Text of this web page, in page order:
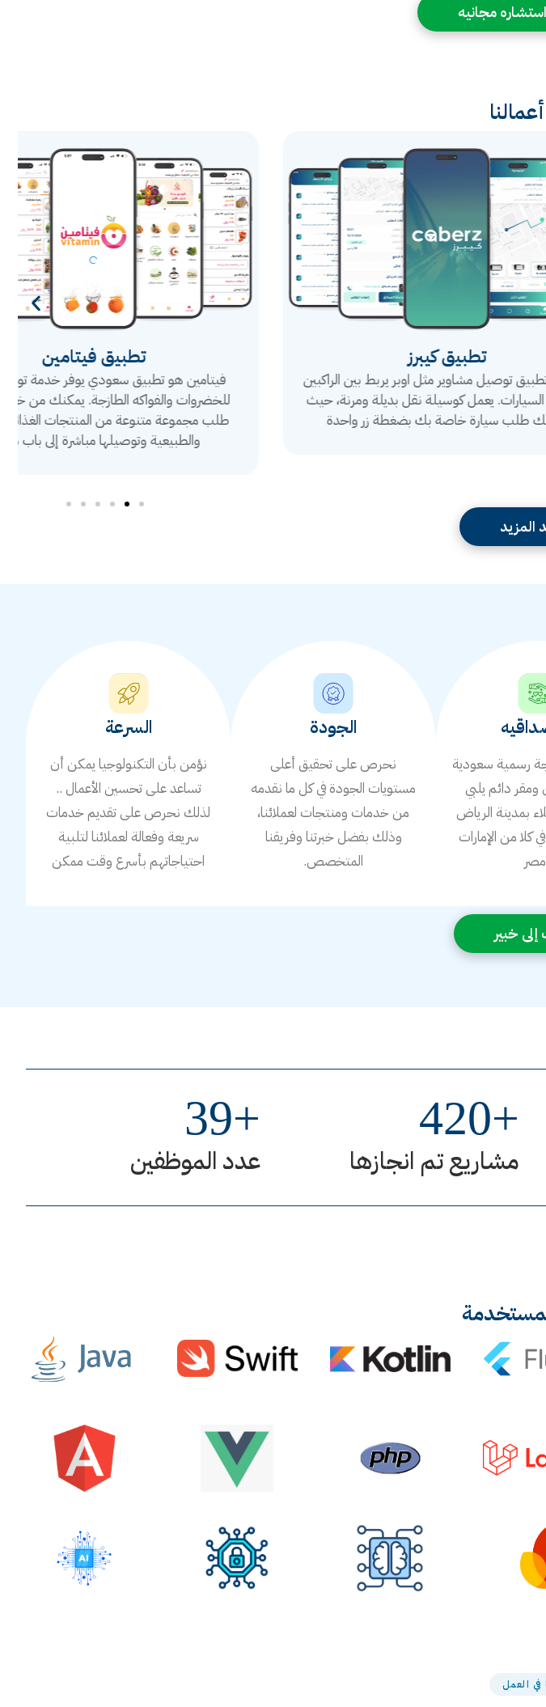
مجانيه
مثل اوبر يربط بين الراكبين
نقل بديلة ومرنة، حيث
بك بضغطة زر واحدة
تطبيق فيتامين
فيتامين هو تطبيق سعودي يوفر خدمة توصيل سريع
للخضروات والفواكه الطازجة. يمكنك من خلال التطبيق
طلب مجموعة متنوعة من المنتجات الغذائية العضوية
والطبيعية وتوصيلها مباشرة إلى باب منزلك
المزيد
رسمية سعودية
دائم يلبي
بمدينة الرياض
كلا من الإمارات
الجودة
نحرص على تحقيق أعلى
مستويات الجودة في كل ما نقدمه
من خدمات ومنتجات لعملائنا،
وذلك بفضل خبرتنا وفريقنا
المتخصص.
السرعة
نؤمن بأن التكنولوجيا يمكن أن
تساعد على تحسين الأعمال ..
لذلك نحرص على تقديم خدمات
سريعة وفعالة لعملائنا لتلبية
احتياجاتهم بأسرع وقت ممكن
خبير
مشاريع تم انجازها
+
420
عدد الموظفين
+
39
في العمل